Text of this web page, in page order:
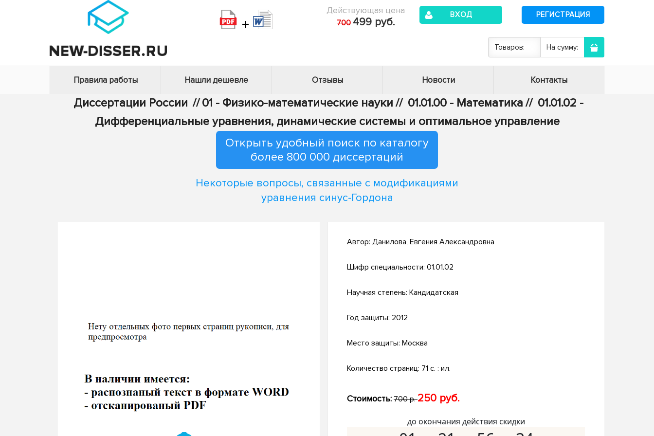
+
Действующая цена
700 499 руб.
ВХОД РЕГИСТРАЦИЯ
Товаров: На сумму:
Правила работы Нашли дешевле Отзывы Новости Контакты
Диссертации России // 01 - Физико-математические науки // 01.01.00 - Математика // 01.01.02 -
Дифференциальные уравнения, динамические системы и оптимальное управление
Открыть удобный поиск по каталогу
более 800 000 диссертаций
Некоторые вопросы, связанные с модификациями
уравнения синус-Гордона
Автор: Данилова, Евгения Александровна
Шифр специальности: 01.01.02
Научная степень: Кандидатская
Год защиты: 2012
Место защиты: Москва
Количество страниц: 71 с. : ил.
Стоимость: 700 р.250 руб.
до окончания действия скидки